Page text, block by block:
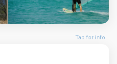
Tap for info